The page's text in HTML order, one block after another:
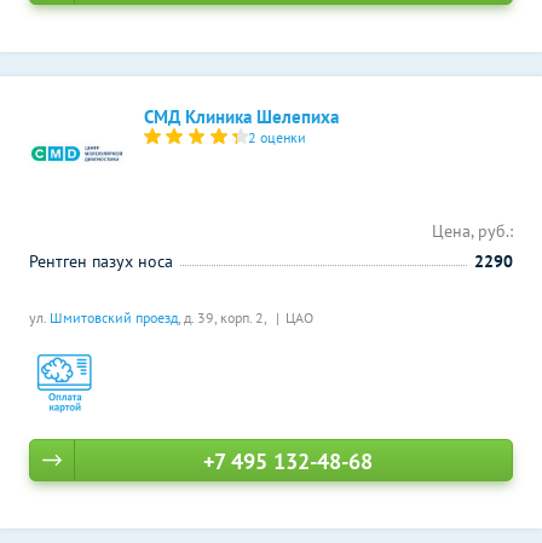
СМД Клиника Шелепиха
2 оценки
ул. Шмитовский проезд, д. 39, корп. 2, ЦАО
Цена, руб.:
Рентген пазух носа
2290
+7 495 132-48-68